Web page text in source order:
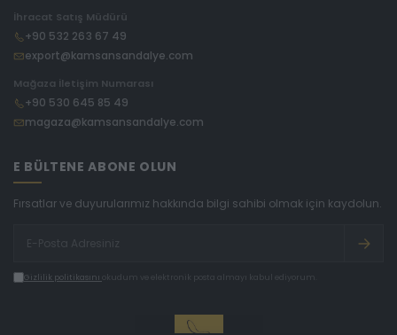
İhracat Satış Müdürü
+90 532 263 67 49
export@kamsansandalye.com
Mağaza İletişim Numarası
+90 530 645 85 49
magaza@kamsansandalye.com
E BÜLTENE ABONE OLUN
Fırsatlar ve duyurularımız hakkında bilgi sahibi olmak için kaydolun.
Gizlilik politikasını okudum ve elektronik posta almayı kabul ediyorum.